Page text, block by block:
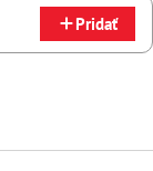
Pridať